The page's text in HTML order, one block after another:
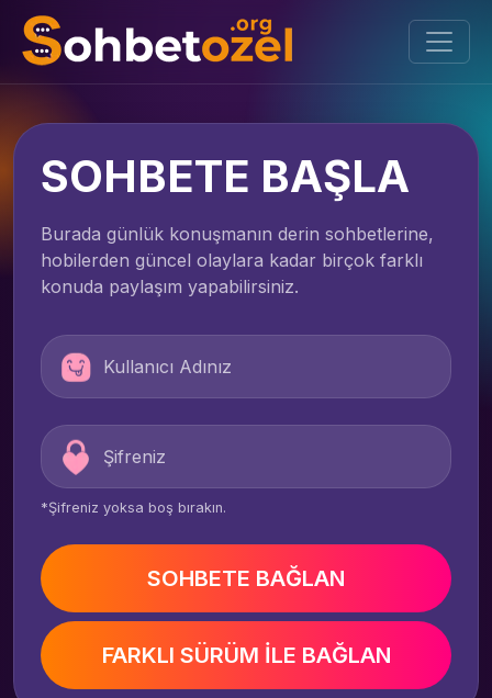
SOHBETE BAŞLA
Burada günlük konuşmanın derin sohbetlerine,
hobilerden güncel olaylara kadar birçok farklı
konuda paylaşım yapabilirsiniz.
*Şifreniz yoksa boş bırakın.
SOHBETE BAĞLAN
FARKLI SÜRÜM İLE BAĞLAN